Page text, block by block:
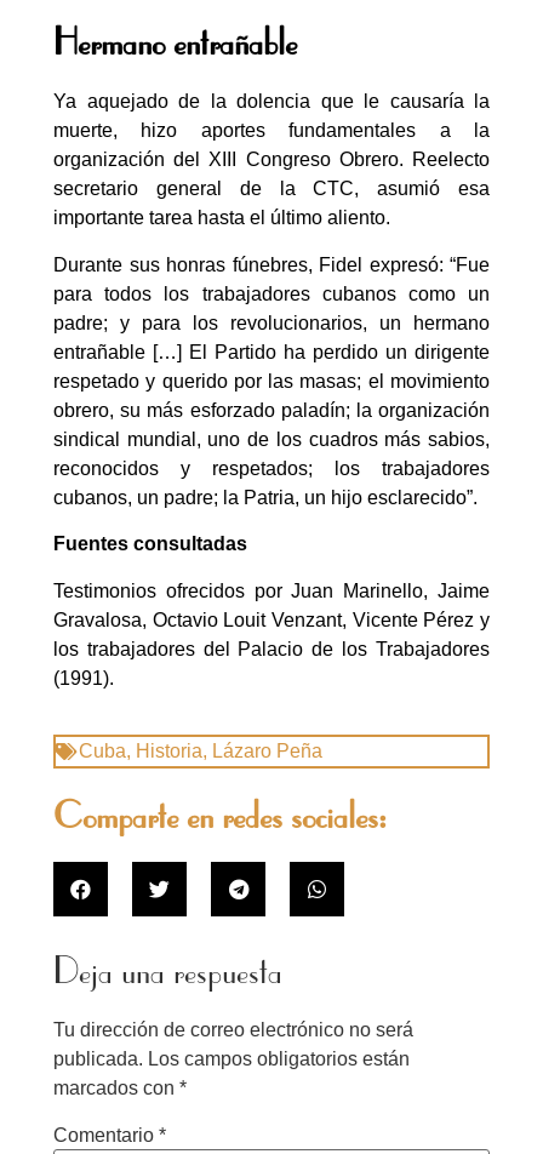
Hermano entrañable
Ya aquejado de la dolencia que le causaría la
muerte, hizo aportes fundamentales a la
organización del XIII Congreso Obrero. Reelecto
secretario general de la CTC, asumió esa
importante tarea hasta el último aliento.
Durante sus honras fúnebres, Fidel expresó: “Fue
para todos los trabajadores cubanos como un
padre; y para los revolucionarios, un hermano
entrañable […] El Partido ha perdido un dirigente
respetado y querido por las masas; el movimiento
obrero, su más esforzado paladín; la organización
sindical mundial, uno de los cuadros más sabios,
reconocidos y respetados; los trabajadores
cubanos, un padre; la Patria, un hijo esclarecido”.
Fuentes consultadas
Testimonios ofrecidos por Juan Marinello, Jaime
Gravalosa, Octavio Louit Venzant, Vicente Pérez y
los trabajadores del Palacio de los Trabajadores
(1991).
Cuba, Historia, Lázaro Peña
Comparte en redes sociales:
Deja una respuesta
Tu dirección de correo electrónico no será
publicada. Los campos obligatorios están
marcados con *
Comentario *